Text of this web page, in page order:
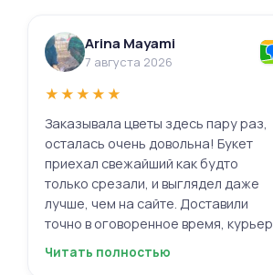
Arina Mayami
7 августа 2026
★★★★★
Заказывала цветы здесь пару раз,
осталась очень довольна! Букет
приехал свежайший как будто
только срезали, и выглядел даже
лучше, чем на сайте. Доставили
точно в оговоренное время, курьер
вежливый, ещё и открытку с тёплыми
Читать полностью